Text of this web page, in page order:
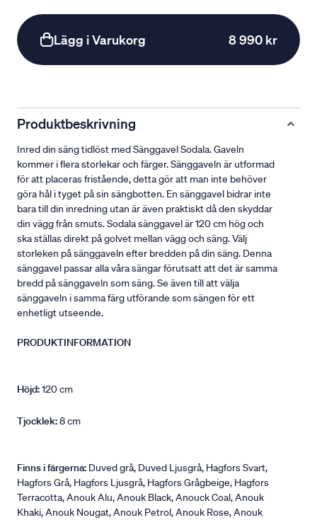
Lägg i Varukorg 8 990 kr
Produktbeskrivning
Inred din säng tidlöst med Sänggavel Sodala. Gaveln
kommer i flera storlekar och färger. Sänggaveln är utformad
för att placeras fristående, detta gör att man inte behöver
göra hål i tyget på sin sängbotten. En sänggavel bidrar inte
bara till din inredning utan är även praktiskt då den skyddar
din vägg från smuts. Sodala sänggavel är 120 cm hög och
ska ställas direkt på golvet mellan vägg och säng. Välj
storleken på sänggaveln efter bredden på din säng. Denna
sänggavel passar alla våra sängar förutsatt att det är samma
bredd på sänggaveln som säng. Se även till att välja
sänggaveln i samma färg utförande som sängen för ett
enhetligt utseende.
PRODUKTINFORMATION
Höjd:120 cm
Tjocklek:8 cm
Finns i färgerna: Duved grå, Duved Ljusgrå, Hagfors Svart,
Hagfors Grå, Hagfors Ljusgrå, Hagfors Grågbeige, Hagfors
Terracotta, Anouk Alu, Anouk Black, Anouck Coal, Anouk
Khaki, Anouk Nougat, Anouk Petrol, Anouk Rose, Anouk